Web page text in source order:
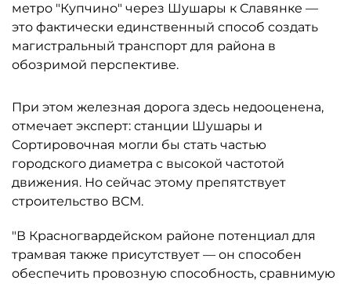
метро "Купчино" через Шушары к Славянке —
это фактически единственный способ создать
магистральный транспорт для района в
обозримой перспективе.
При этом железная дорога здесь недооценена,
отмечает эксперт: станции Шушары и
Сортировочная могли бы стать частью
городского диаметра с высокой частотой
движения. Но сейчас этому препятствует
строительство ВСМ.
"В Красногвардейском районе потенциал для
трамвая также присутствует — он способен
обеспечить провозную способность, сравнимую